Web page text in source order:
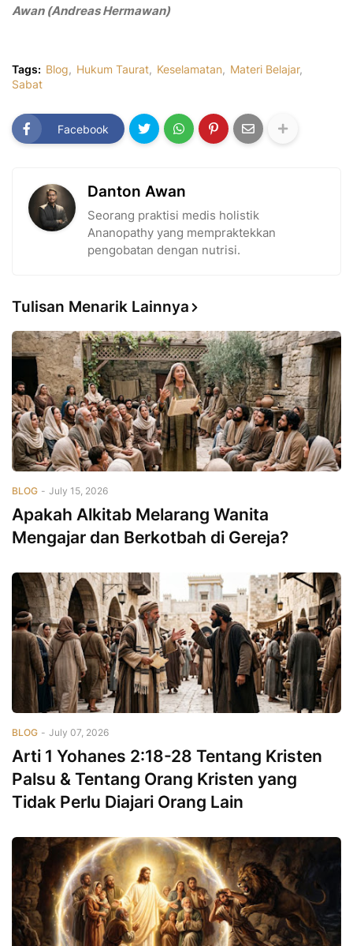
Awan (Andreas Hermawan)
Tags: Blog Hukum Taurat Keselamatan
Materi Belajar
Sabat
Facebook
Danton Awan
Seorang praktisi medis holistik
Ananopathy yang mempraktekkan
pengobatan dengan nutrisi.
Tulisan Menarik Lainnya
BLOG - July 15, 2026
Apakah Alkitab Melarang Wanita
Mengajar dan Berkotbah di Gereja?
BLOG - July 07, 2026
Arti 1 Yohanes 2:18-28 Tentang Kristen
Palsu & Tentang Orang Kristen yang
Tidak Perlu Diajari Orang Lain